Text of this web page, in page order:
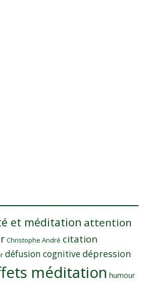
et méditation attention
Christophe André citation
défusion cognitive dépression
méditation humour